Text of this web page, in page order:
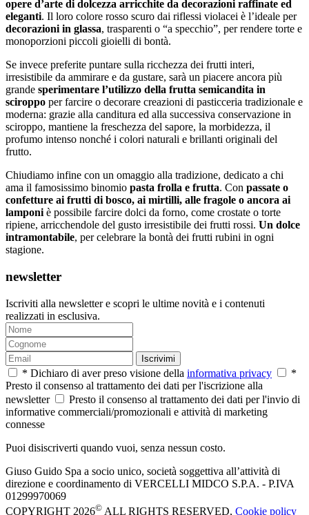
opere d’arte di dolcezza arricchite da decorazioni raffinate ed
eleganti. Il loro colore rosso scuro dai riflessi violacei è l’ideale per
decorazioni in glassa, trasparenti o “a specchio”, per rendere torte e
monoporzioni piccoli gioielli di bontà.
Se invece preferite puntare sulla ricchezza dei frutti interi,
irresistibile da ammirare e da gustare, sarà un piacere ancora più
grande sperimentare l’utilizzo della frutta semicandita in
sciroppo per farcire o decorare creazioni di pasticceria tradizionale e
moderna: grazie alla canditura ed alla successiva conservazione in
sciroppo, mantiene la freschezza del sapore, la morbidezza, il
profumo intenso nonché i colori naturali e brillanti originali del
frutto.
Chiudiamo infine con un omaggio alla tradizione, dedicato a chi
ama il famosissimo binomio pasta frolla e frutta. Con passate o
confetture ai frutti di bosco, ai mirtilli, alle fragole o ancora ai
lamponiè possibile farcire dolci da forno, come crostate o torte
ripiene, arricchendole del gusto irresistibile dei frutti rossi. Un dolce
intramontabile, per celebrare la bontà dei frutti rubini in ogni
stagione.
newsletter
Iscriviti alla newsletter e scopri le ultime novità e i contenuti
realizzati in esclusiva.
Iscrivimi
* Dichiaro di aver preso visione della informativa privacy
*
Presto il consenso al trattamento dei dati per l'iscrizione alla
newsletter
Presto il consenso al trattamento dei dati per l'invio di
informative commerciali/promozionali e attività di marketing
connesse
Puoi disiscriverti quando vuoi, senza nessun costo.
Giuso Guido Spa a socio unico, società soggettiva all’attività di
direzione e coordinamento di VERCELLI MIDCO S.P.A. - P.IVA
01299970069
COPYRIGHT 2026© ALL RIGHTS RESERVED, Cookie policy